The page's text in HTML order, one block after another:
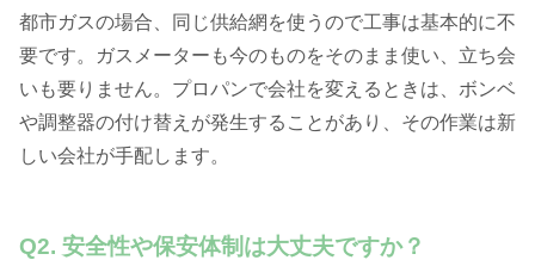
都市ガスの場合、同じ供給網を使うので工事は基本的に不
要です。ガスメーターも今のものをそのまま使い、立ち会
いも要りません。プロパンで会社を変えるときは、ボンベ
や調整器の付け替えが発生することがあり、その作業は新
しい会社が手配します。
Q2. 安全性や保安体制は大丈夫ですか？